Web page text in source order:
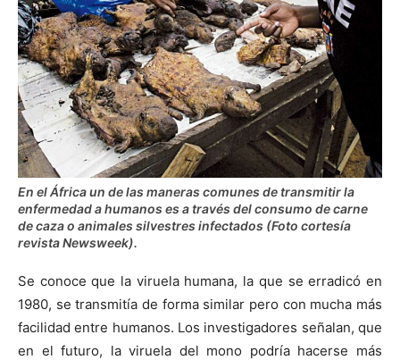
En el África un de las maneras comunes de transmitir la
enfermedad a humanos es a través del consumo de carne
de caza o animales silvestres infectados (Foto cortesía
revista Newsweek).
Se conoce que la viruela humana, la que se erradicó en
1980, se transmitía de forma similar pero con mucha más
facilidad entre humanos. Los investigadores señalan, que
en el futuro, la viruela del mono podría hacerse más